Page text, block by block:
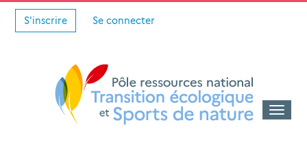
S'inscrire Se connecter
Toggle